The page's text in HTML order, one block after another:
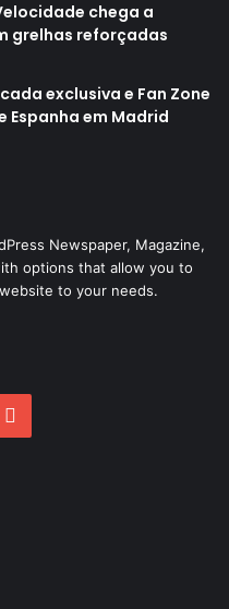
chega a
grelhas reforçadas
exclusiva e Fan Zone
Espanha em Madrid
Newspaper, Magazine,
options that allow you to
to your needs.